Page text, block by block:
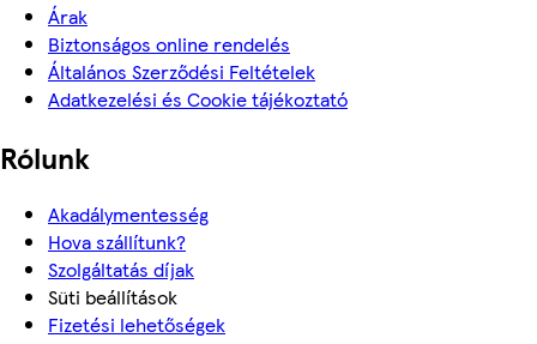
Árak
Biztonságos online rendelés
Általános Szerződési Feltételek
Adatkezelési és Cookie tájékoztató
Rólunk
Akadálymentesség
Hova szállítunk?
Szolgáltatás díjak
Süti beállítások
Fizetési lehetőségek